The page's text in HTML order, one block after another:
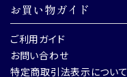
お買い物ガイド
ご利用ガイド
お問い合わせ
特定商取引法表示について